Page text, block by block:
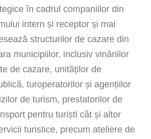
în cadrul companiilor din
intern și receptor și mai
structurilor de cazare din
municipiilor, inclusiv vinăriilor
de cazare, unităților de
turoperatorilor și agențiilor
de turism, prestatorilor de
pentru turiști cât și altor
turistice, precum ateliere de